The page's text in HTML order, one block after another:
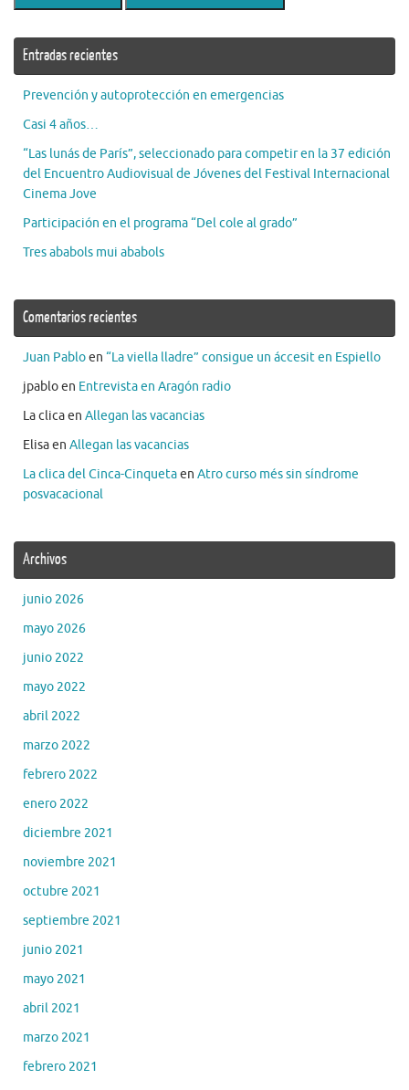
Entradas recientes
Prevención y autoprotección en emergencias
Casi 4 años…
“Las lunás de París”, seleccionado para competir en la 37 edición
del Encuentro Audiovisual de Jóvenes del Festival Internacional
Cinema Jove
Participación en el programa “Del cole al grado”
Tres ababols mui ababols
Comentarios recientes
Juan Pabloen “La viella lladre” consigue un áccesit en Espiello
jpabloen Entrevista en Aragón radio
La clicaen Allegan las vacancias
Elisaen Allegan las vacancias
La clica del Cinca-Cinquetaen Atro curso més sin síndrome
posvacacional
Archivos
junio 2026
mayo 2026
junio 2022
mayo 2022
abril 2022
marzo 2022
febrero 2022
enero 2022
diciembre 2021
noviembre 2021
octubre 2021
septiembre 2021
junio 2021
mayo 2021
abril 2021
marzo 2021
febrero 2021